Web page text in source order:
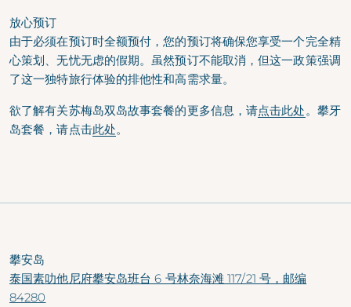
放心预订
由于必须在预订时全额预付，您的预订将确保您享受一个完全精
心策划、无忧无虑的假期。虽然预订不能取消，但这一政策强调
了这一独特旅行体验的排他性和高需求量。
欲了解有关苏梅岛双岛故事套餐的更多信息，请点击此处。攀牙
岛套餐，请点击此处。
攀安岛
泰国素叻他尼府攀安岛班台 6 号林奈海滩 117/21 号，邮编
84280